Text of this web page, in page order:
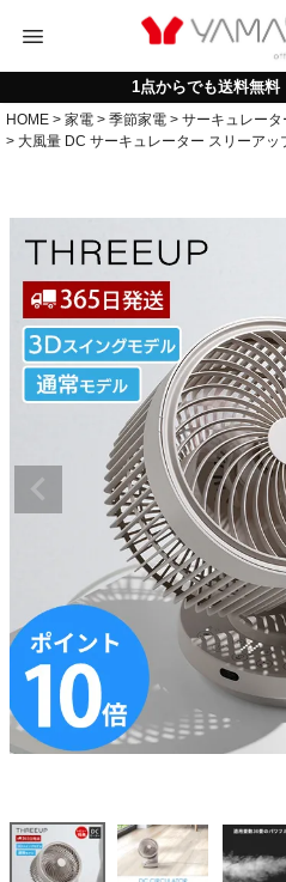
menu
1点からでも送料無料
HOME 家電 季節家電
サーキュレータ
大風量 DC サーキュレーター スリーアッ